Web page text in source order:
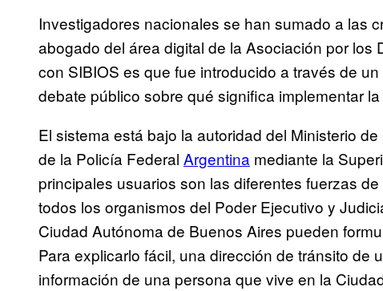
Investigadores nacionales se han sumado a las
abogado del área digital de la Asociación por los
con SIBIOS es que fue introducido a través de
debate público sobre qué significa implementar
El sistema está bajo la autoridad del Ministerio
de la Policía Federal Argentina mediante la
principales usuarios son las diferentes fuerzas
todos los organismos del Poder Ejecutivo y
Ciudad Autónoma de Buenos Aires pueden
Para explicarlo fácil, una dirección de tránsito de
información de una persona que vive en la